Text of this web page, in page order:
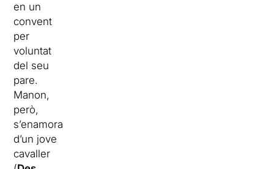
en un
convent
per
voluntat
del seu
pare.
Manon,
però,
s’enamora
d’un jove
cavaller